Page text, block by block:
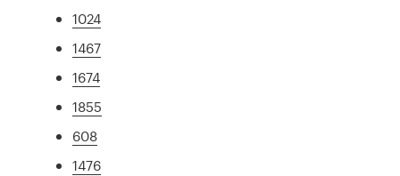
1024
1467
1674
1855
608
1476